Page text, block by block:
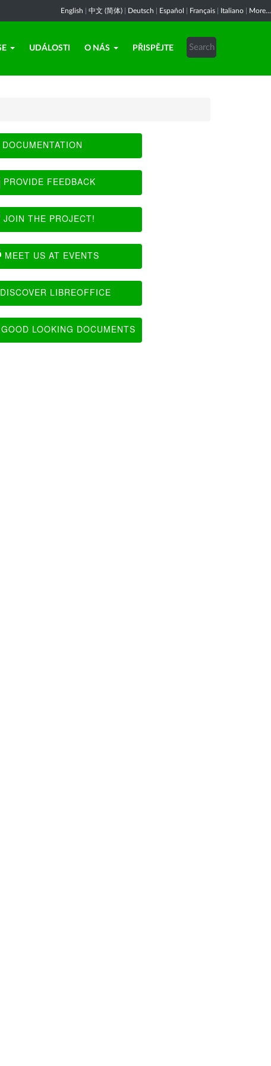
English 中文 (简体) Deutsch Español Français Italiano More...
UDÁLOSTI O NÁS PŘISPĚJTE
DOCUMENTATION
PROVIDE FEEDBACK
JOIN THE PROJECT!
MEET US AT EVENTS
DISCOVER LIBREOFFICE
GOOD LOOKING DOCUMENTS